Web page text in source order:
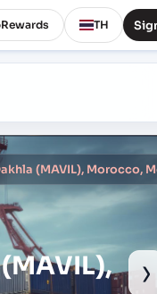
TH
(MAVIL), Morocco,
›